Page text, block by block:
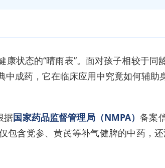
状态的“晴雨表”。面对孩子相较于
中成药，它在临床应用中究竟如何辅
据国家药品监督管理局（NMPA）备案
包含党参、黄芪等补气健脾的中药，